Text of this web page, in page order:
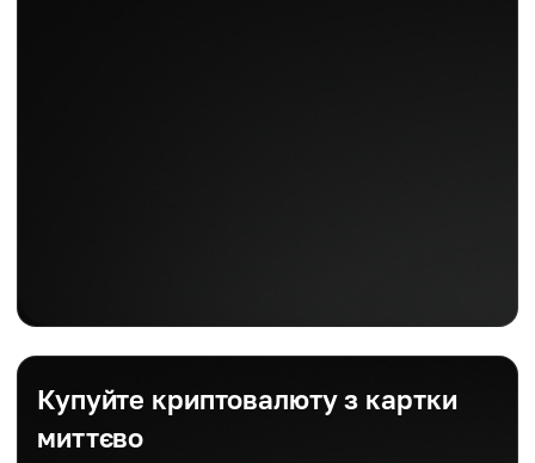
Купуйте криптовалюту з картки
миттєво